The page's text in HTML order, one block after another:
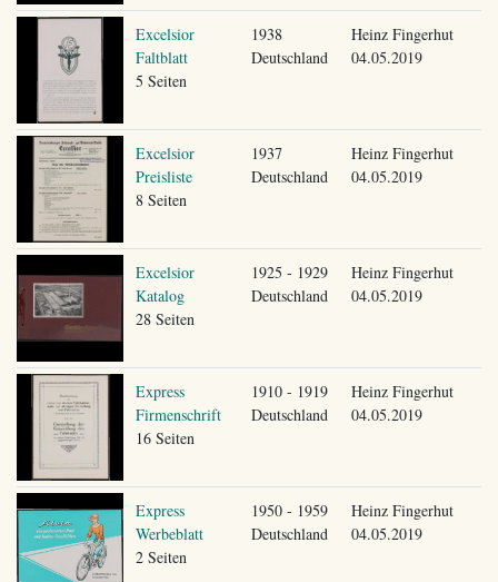
Excelsior
Faltblatt
5 Seiten
1938
Deutschland
Heinz Fingerhut
04.05.2019
Excelsior
Preisliste
8 Seiten
1937
Deutschland
Heinz Fingerhut
04.05.2019
Excelsior
Katalog
28 Seiten
1925 - 1929
Deutschland
Heinz Fingerhut
04.05.2019
Express
Firmenschrift
16 Seiten
1910 - 1919
Deutschland
Heinz Fingerhut
04.05.2019
Express
Werbeblatt
2 Seiten
1950 - 1959
Deutschland
Heinz Fingerhut
04.05.2019